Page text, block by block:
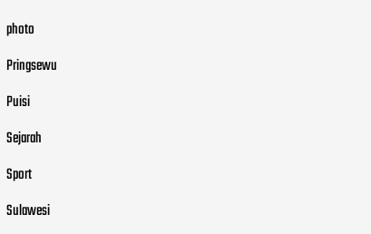
photo
Pringsewu
Puisi
Sejarah
Sport
Sulawesi